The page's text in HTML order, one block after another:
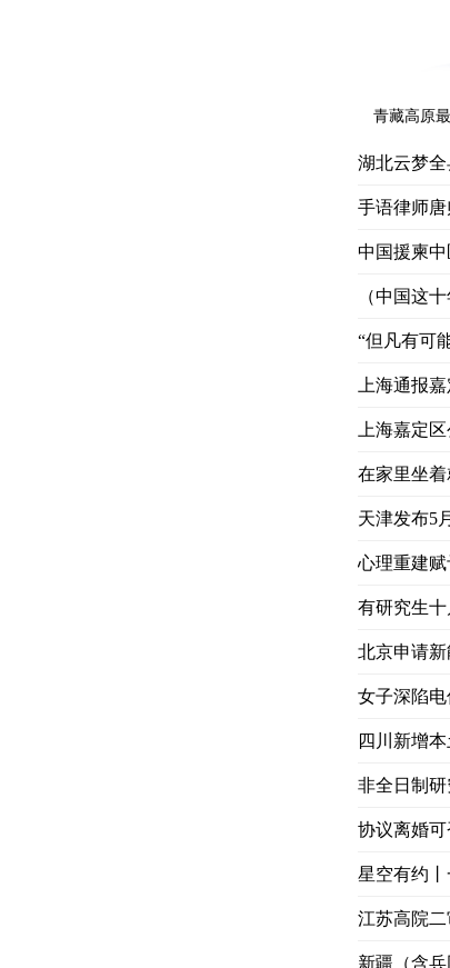
青藏高原
湖北云梦
手语律师
中国援柬
（中国这
“但凡有可
上海通报
上海嘉定
在家里坐
天津发布5
心理重建赋
有研究生
北京申请
女子深陷
四川新增
非全日制
协议离婚
星空有约丨
江苏高院
新疆（含